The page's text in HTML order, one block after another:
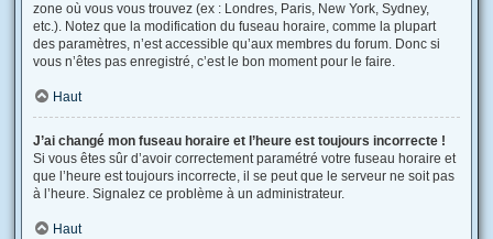
zone où vous vous trouvez (ex : Londres, Paris, New York, Sydney,
etc.). Notez que la modification du fuseau horaire, comme la plupart
des paramètres, n’est accessible qu’aux membres du forum. Donc si
vous n’êtes pas enregistré, c’est le bon moment pour le faire.
Haut
J’ai changé mon fuseau horaire et l’heure est toujours incorrecte !
Si vous êtes sûr d’avoir correctement paramétré votre fuseau horaire et
que l’heure est toujours incorrecte, il se peut que le serveur ne soit pas
à l’heure. Signalez ce problème à un administrateur.
Haut